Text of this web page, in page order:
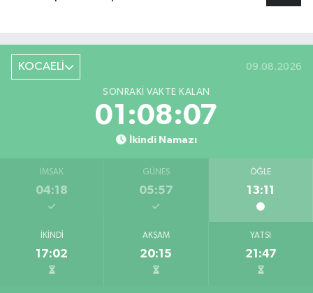
KOCAELİ 09.08.2026
SONRAKI VAKTE KALAN
01:08:06
İkindi Namazı
İMSAK
04:18
GÜNEŞ
05:57
ÖĞLE
13:11
İKINDI
17:02
AKŞAM
20:15
YATSI
21:47